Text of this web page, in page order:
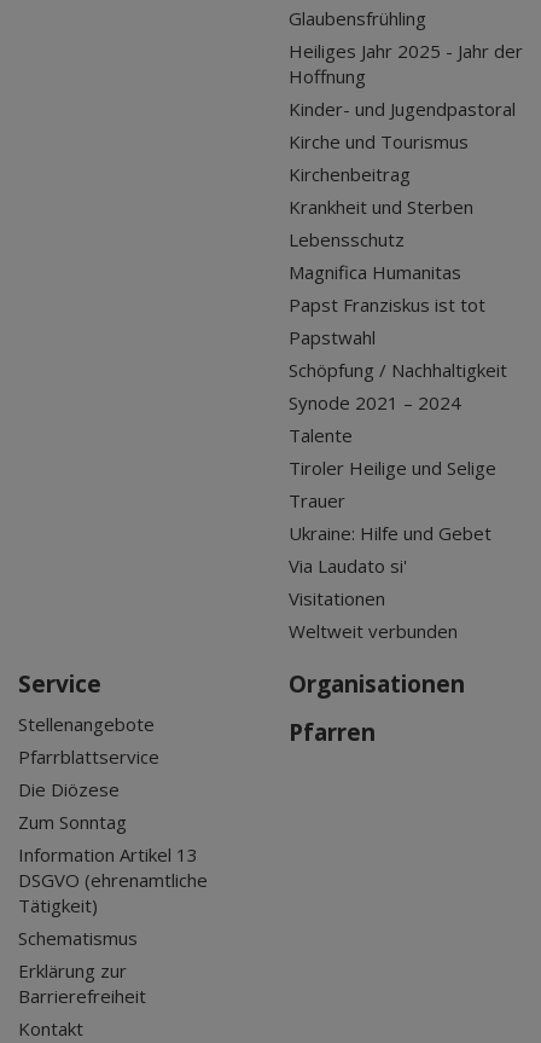
Glaubensfrühling
Heiliges Jahr 2025 - Jahr der
Hoffnung
Kinder- und Jugendpastoral
Kirche und Tourismus
Kirchenbeitrag
Krankheit und Sterben
Lebensschutz
Magnifica Humanitas
Papst Franziskus ist tot
Papstwahl
Schöpfung / Nachhaltigkeit
Synode 2021 – 2024
Talente
Tiroler Heilige und Selige
Trauer
Ukraine: Hilfe und Gebet
Via Laudato si'
Visitationen
Weltweit verbunden
Service
Stellenangebote
Pfarrblattservice
Die Diözese
Zum Sonntag
Information Artikel 13
DSGVO (ehrenamtliche
Tätigkeit)
Schematismus
Erklärung zur
Barrierefreiheit
Kontakt
Organisationen
Pfarren